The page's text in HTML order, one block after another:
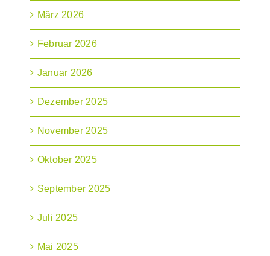
März 2026
Februar 2026
Januar 2026
Dezember 2025
November 2025
Oktober 2025
September 2025
Juli 2025
Mai 2025